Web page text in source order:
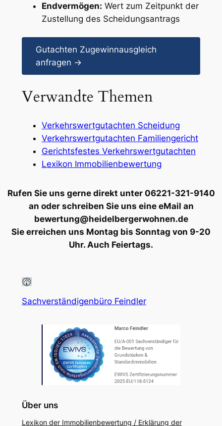
Endvermögen: Wert zum Zeitpunkt der
Zustellung des Scheidungsantrags
Gutachten Zugewinnausgleich
anfragen →
Verwandte Themen
Verkehrswertgutachten Scheidung
Verkehrswertgutachten Familiengericht
Gerichtsfestes Verkehrswertgutachten
Lexikon Immobilienbewertung
Rufen Sie uns gerne direkt unter 06221-321-9140
an oder schreiben Sie uns eine eMail an
bewertung@heidelbergerwohnen.de
Sie erreichen uns Montag bis Sonntag von 9-20
Uhr. Auch Feiertags.
Sachverständigenbüro Feindler
Über uns
Lexikon der Immobilienbewertung / Erklärung der